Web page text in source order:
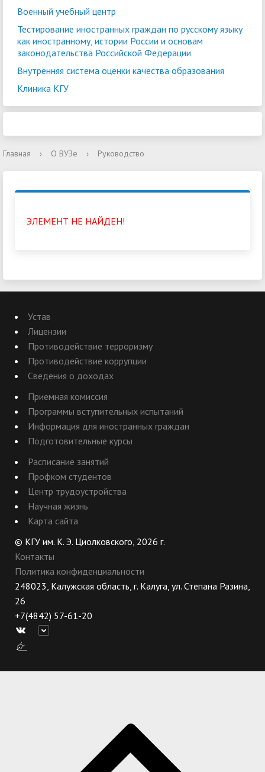
Военный учебный центр
Тестирование иностранных граждан по русскому языку
как иностранному, истории России и основам
законодательства Российской Федерации
Внутренняя система оценки качества образования
Клиника КГУ
Главная › О ВУЗе › Руководство
ЭЛЕМЕНТ НЕ НАЙДЕН!
Устав
Лицензии
Противодействие терроризму
Противодействие коррупции
Сведения о доходах
Приемная комиссия
Программы вступительных испытаний
Информация для иностранных граждан
Подготовительные курсы
Расписание занятий
Профком студентов
Центр трудоустройства
Научная жизнь
Карта сайта
© КГУ им. К. Э. Циолковского, 2026 г.
Контакты
Политика конфиденциальности
248023, Калужская область, г. Калуга, ул. Степана Разина,
26
+7(4842) 57-61-20